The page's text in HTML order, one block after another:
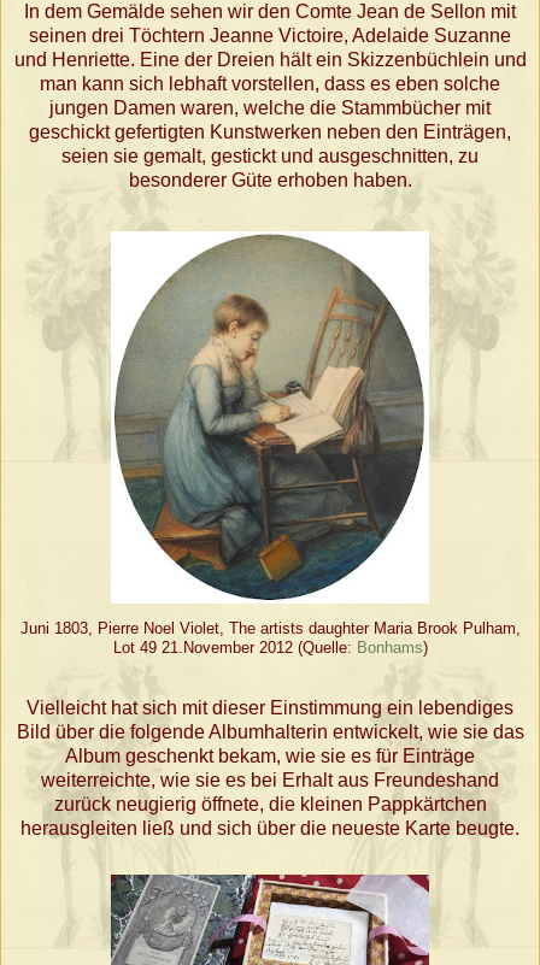
In dem Gemälde sehen wir den Comte Jean de Sellon mit
seinen drei Töchtern Jeanne Victoire, Adelaide Suzanne
und Henriette. Eine der Dreien hält ein Skizzenbüchlein und
man kann sich lebhaft vorstellen, dass es eben solche
jungen Damen waren, welche die Stammbücher mit
geschickt gefertigten Kunstwerken neben den Einträgen,
seien sie gemalt, gestickt und ausgeschnitten, zu
besonderer Güte erhoben haben.
Juni 1803, Pierre Noel Violet, The artists daughter Maria Brook Pulham,
Lot 49 21.November 2012 (Quelle: Bonhams)
Vielleicht hat sich mit dieser Einstimmung ein lebendiges
Bild über die folgende Albumhalterin entwickelt, wie sie das
Album geschenkt bekam, wie sie es für Einträge
weiterreichte, wie sie es bei Erhalt aus Freundeshand
zurück neugierig öffnete, die kleinen Pappkärtchen
herausgleiten ließ und sich über die neueste Karte beugte.